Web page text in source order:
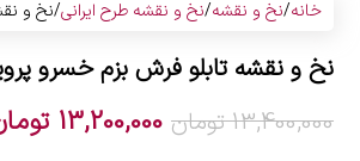
خانه نخ و نقشه نخ و نقشه طرح ایرانی نخ و
نخ و نقشه تابلو فرش بزم خسرو
13,400,000 تومان 13,200,000